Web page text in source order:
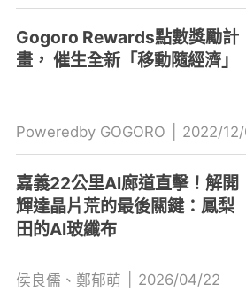
Gogoro Rewards點數獎勵計
畫， 催生全新「移動隨經濟」
Poweredby GOGORO 2022/
嘉義22公里AI廊道直擊！解開
輝達晶片荒的最後關鍵：鳳梨
田的AI玻纖布
侯良儒、鄭郁萌 2026/04/22